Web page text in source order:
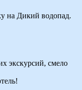
на Дикий водопад.
экскурсий, смело